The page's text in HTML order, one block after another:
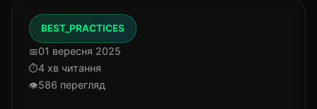
BEST_PRACTICES
01 вересня 2025
4 хв читання
586 перегляд